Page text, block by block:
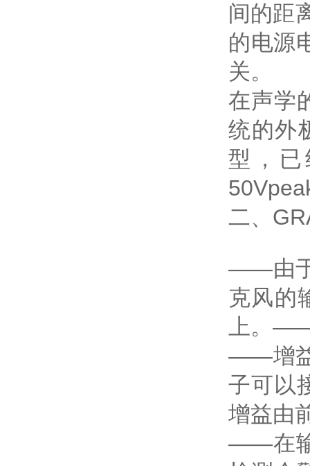
间的距
的电源
关。
在声学
统的外
型，
二、
——由于
克风的
上。
——增益
子可以
增益由
——在输